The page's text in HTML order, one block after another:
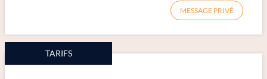
MESSAGE PRIVÉ
TARIFS